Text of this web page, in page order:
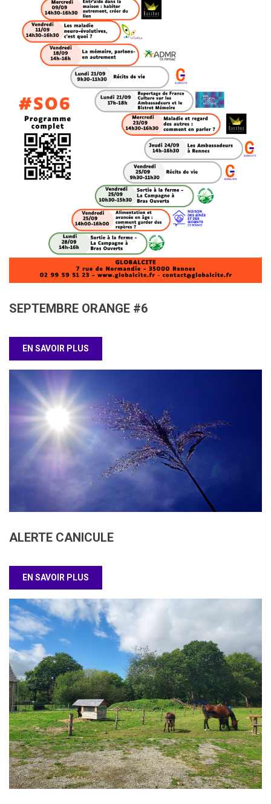
SEPTEMBRE ORANGE #6
EN SAVOIR PLUS
ALERTE CANICULE
EN SAVOIR PLUS